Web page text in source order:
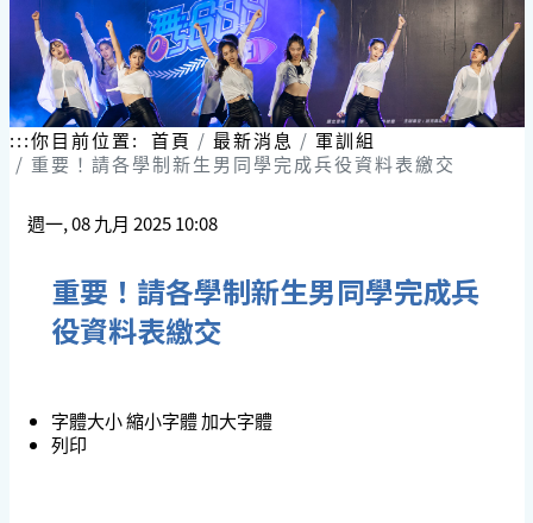
:::你目前位置: 首頁 最新消息
軍訓組
重要！請各學制新生男同學完成兵役資料表繳交
週一, 08 九月 2025 10:08
重要！請各學制新生男同學完成兵
役資料表繳交
字體大小縮小字體加大字體
列印